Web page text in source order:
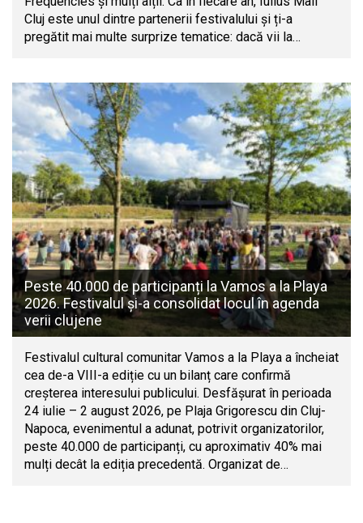
Cluj este unul dintre partenerii festivalului și ți-a
pregătit mai multe surprize tematice: dacă vii la…
Peste 40.000 de participanți la Vamos a la Playa
2026. Festivalul și-a consolidat locul în agenda
verii clujene
Festivalul cultural comunitar Vamos a la Playa a încheiat
cea de-a VIII-a ediție cu un bilanț care confirmă
creșterea interesului publicului. Desfășurat în perioada
24 iulie – 2 august 2026, pe Plaja Grigorescu din Cluj-
Napoca, evenimentul a adunat, potrivit organizatorilor,
peste 40.000 de participanți, cu aproximativ 40% mai
mulți decât la ediția precedentă. Organizat de…